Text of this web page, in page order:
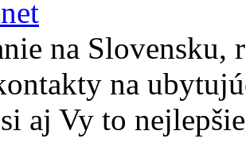
na Slovensku,
na
aj Vy to